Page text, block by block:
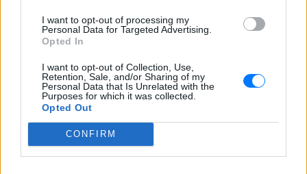
I want to opt-out of processing my
Personal Data for Targeted Advertising.
Opted In
I want to opt-out of Collection, Use,
Retention, Sale, and/or Sharing of my
Personal Data that Is Unrelated with the
Purposes for which it was collected.
Opted Out
CONFIRM